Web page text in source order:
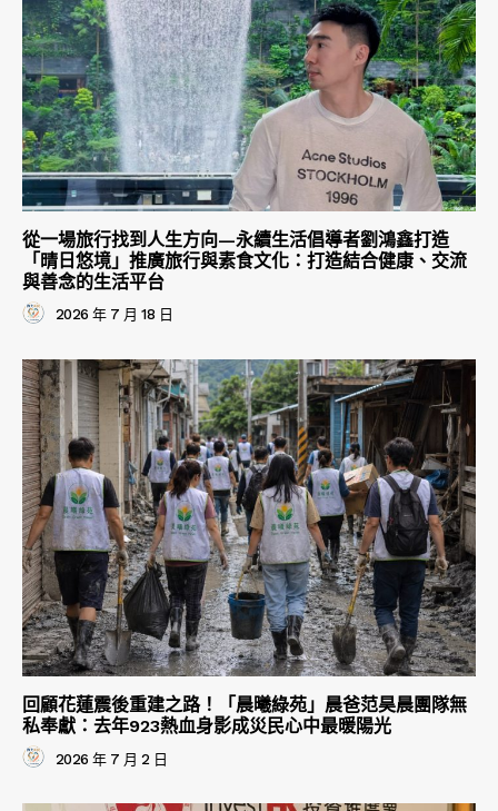
從一場旅行找到人生方向—永續生活倡導者劉鴻鑫打造
「晴日悠境」推廣旅行與素食文化：打造結合健康、交流
與善念的生活平台
2026 年 7 月 18 日
回顧花蓮震後重建之路！「晨曦綠苑」晨爸范昊晨團隊無
私奉獻：去年923熱血身影成災民心中最暖陽光
2026 年 7 月 2 日